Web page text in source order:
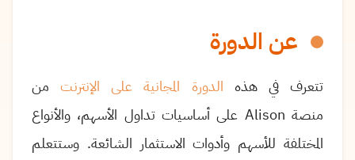
عن الدورة
تتعرف في هذه الدورة المجانية على الإنترنتمن
منصة Alison على أساسيات تداول الأسهم، والأنواع
المختلفة للأسهم وأدوات الاستثمار الشائعة. وستتعلم